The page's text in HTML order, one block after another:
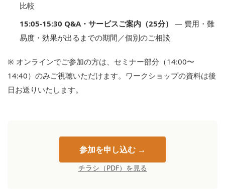
比較
15:05-15:30 Q&A・サービスご案内（25分）
— 費用・難
易度・効果が出るまでの期間／個別のご相談
※ オンラインでご参加の方は、セミナー部分（14:00〜
14:40）のみご視聴いただけます。ワークショップの資料は後
日お送りいたします。
参加を申し込む →
チラシ（PDF）を見る